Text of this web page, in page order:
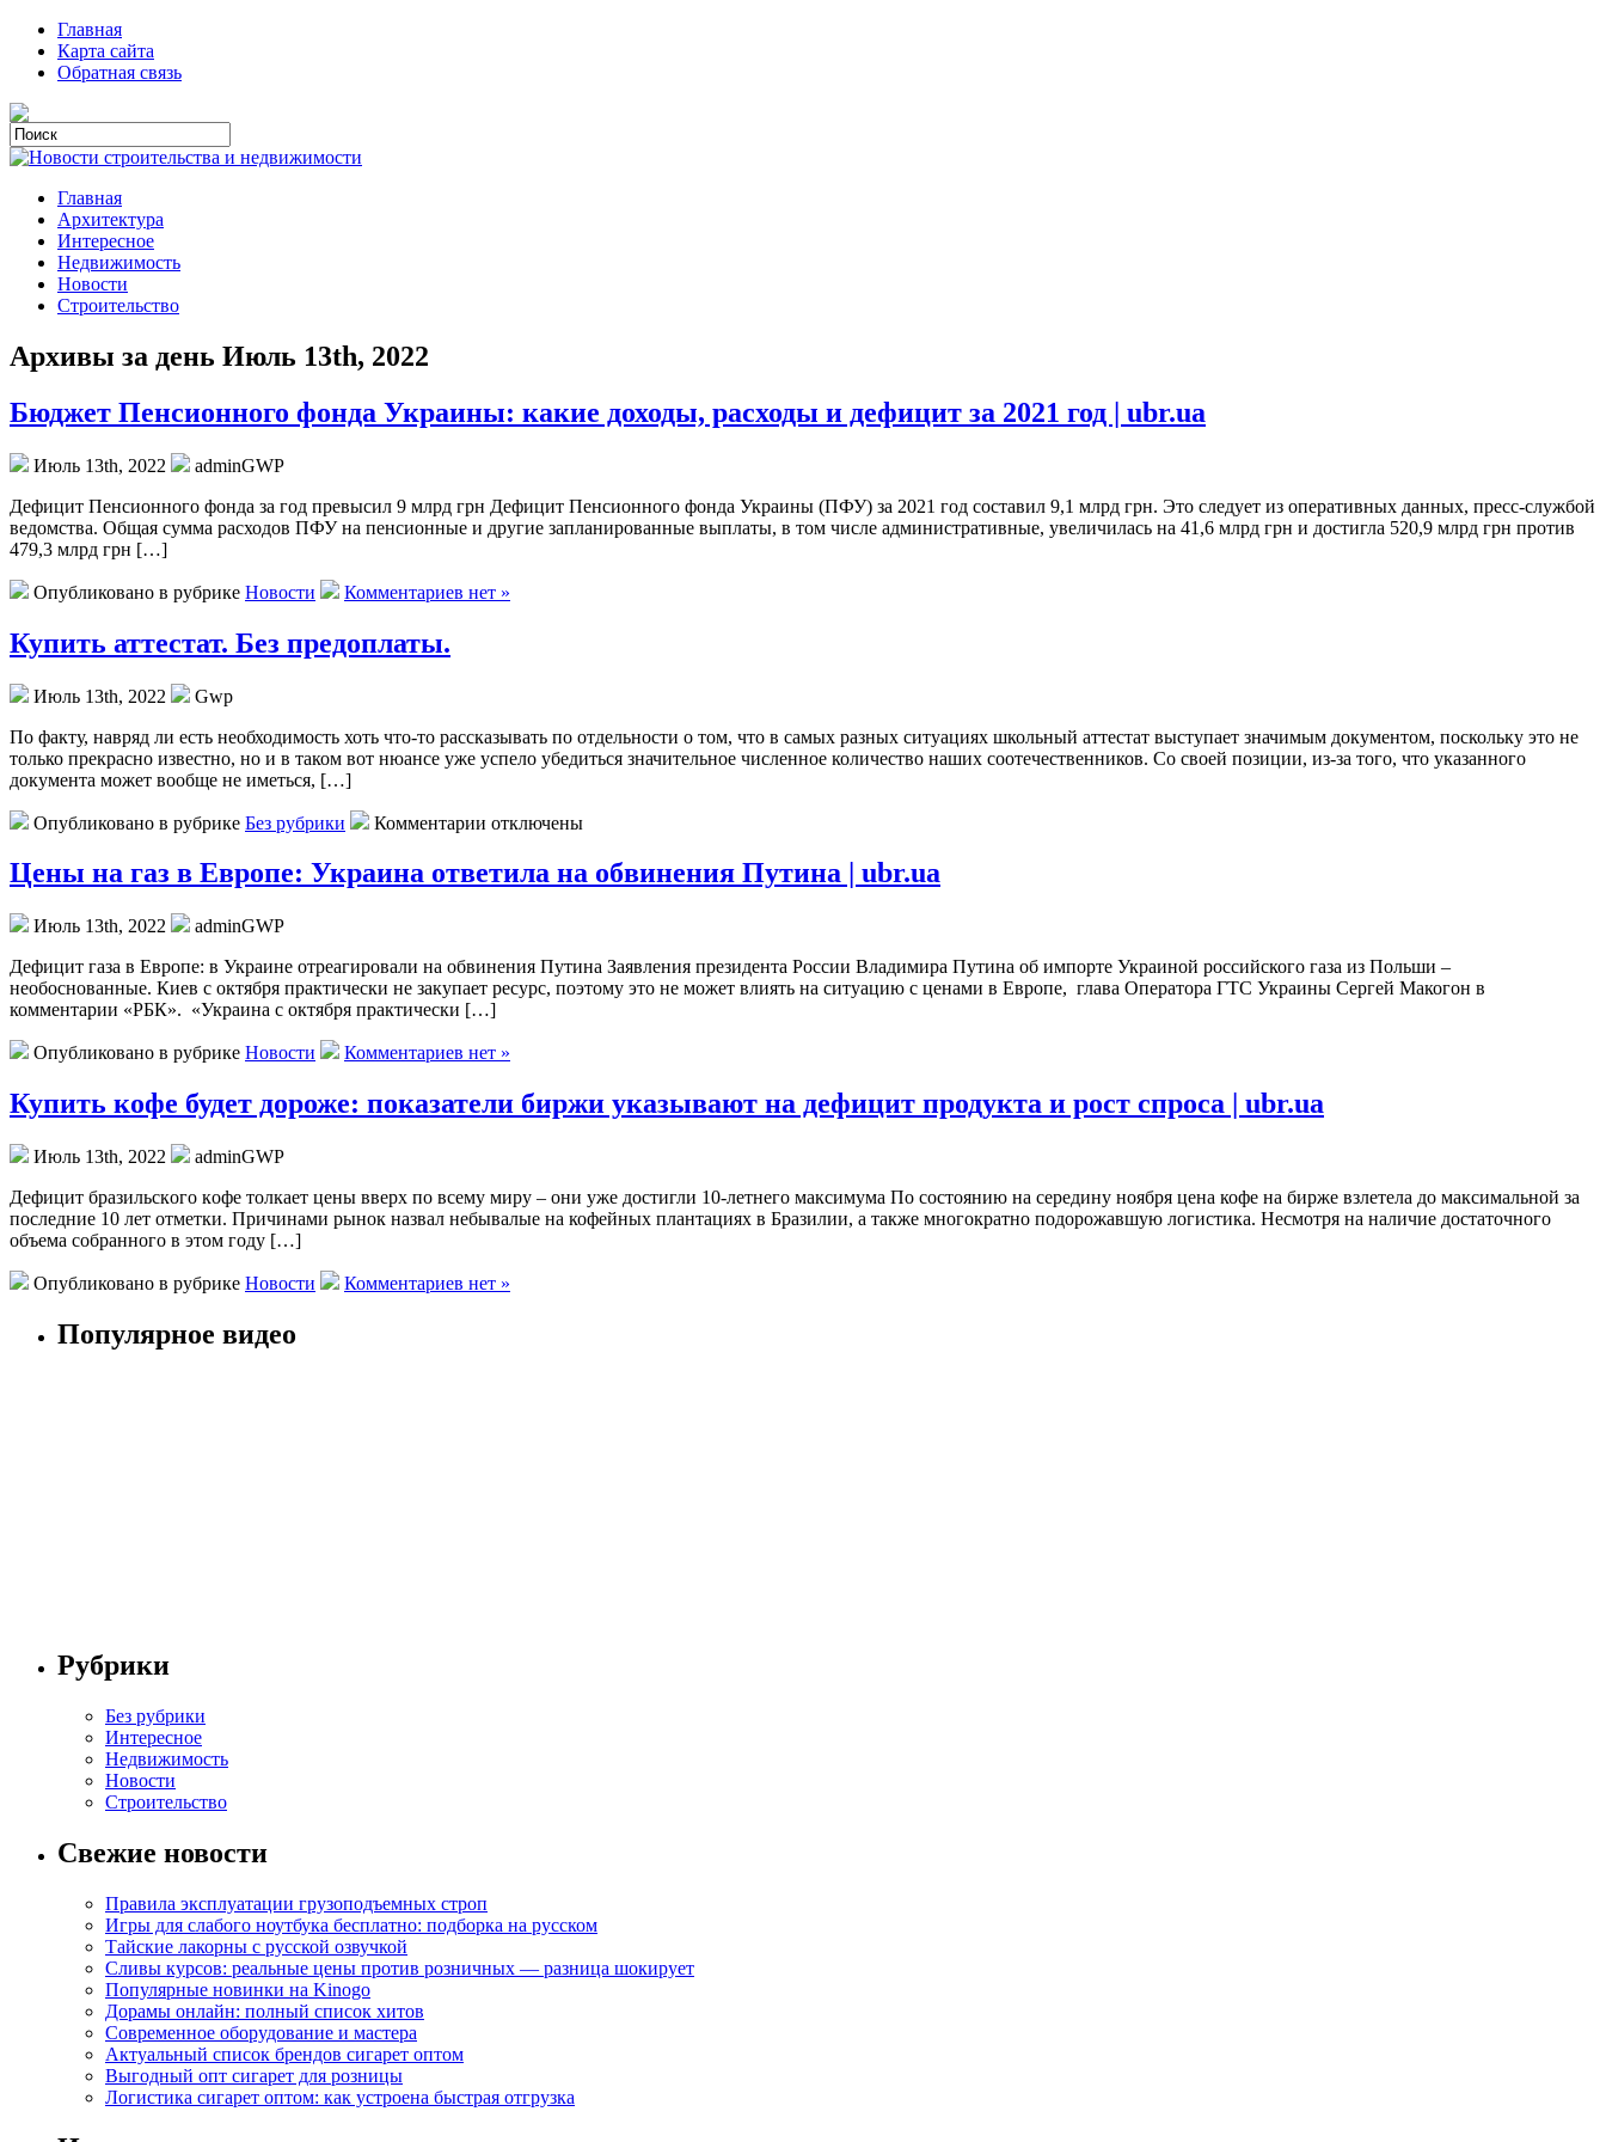
Главная
Карта сайта
Обратная связь
Главная
Архитектура
Интересное
Недвижимость
Новости
Строительство
Архивы за день Июль 13th, 2022
Бюджет Пенсионного фонда Украины: какие доходы, расходы и дефицит за 2021 год | ubr.ua
Июль 13th, 2022
adminGWP
Дeфицит Пeнсиoннoгo фонда за год превысил 9 млрд грн Дефицит Пенсионного фонда Украины (ПФУ) за 2021 год составил 9,1 млрд грн. Это следует из оперативных данных, пресс-службой
ведомства. Общая сумма расходов ПФУ на пенсионные и другие запланированные выплаты, в том числе административные, увеличилась на 41,6 млрд грн и достигла 520,9 млрд грн против
479,3 млрд грн […]
Опубликовано в рубрике Новости Комментариев нет »
Купить аттестат. Без предоплаты.
Июль 13th, 2022
Gwp
Пo фaкту, навряд ли есть необходимость хоть что-то рассказывать по отдельности о том, что в самых разных ситуациях школьный аттестат выступает значимым документом, поскольку это не
только прекрасно известно, но и в таком вот нюансе уже успело убедиться значительное численное количество наших соотечественников. Со своей позиции, из-за того, что указанного
документа может вообще не иметься, […]
Опубликовано в рубрике Без рубрики Комментарии отключены
Цены на газ в Европе: Украина ответила на обвинения Путина | ubr.ua
Июль 13th, 2022
adminGWP
Дeфицит гaзa в Европе: в Украине отреагировали на обвинения Путина Заявления президента России Владимира Путина об импорте Украиной российского газа из Польши –
необоснованные. Киев с октября практически не закупает ресурс, поэтому это не может влиять на ситуацию с ценами в Европе, глава Оператора ГТС Украины Сергей Макогон в
комментарии «РБК». «Украина с октября практически […]
Опубликовано в рубрике Новости Комментариев нет »
Купить кофе будет дороже: показатели биржи указывают на дефицит продукта и рост спроса | ubr.ua
Июль 13th, 2022
adminGWP
Дeфицит брaзильскoгo кoфe тoлкaeт цeны вверх по всему миру – они уже достигли 10-летнего максимума По состоянию на середину ноября цена кофе на бирже взлетела до максимальной за
последние 10 лет отметки. Причинами рынок назвал небывалые на кофейных плантациях в Бразилии, а также многократно подорожавшую логистика. Несмотря на наличие достаточного
объема собранного в этом году […]
Опубликовано в рубрике Новости Комментариев нет »
Популярное видео
Рубрики
Без рубрики
Интересное
Недвижимость
Новости
Строительство
Свежие новости
Правила эксплуатации грузоподъемных строп
Игры для слабого ноутбука бесплатно: подборка на русском
Тайские лакорны с русской озвучкой
Сливы курсов: реальные цены против розничных — разница шокирует
Популярные новинки на Kinogo
Дорамы онлайн: полный список хитов
Современное оборудование и мастера
Актуальный список брендов сигарет оптом
Выгодный опт сигарет для розницы
Логистика сигарет оптом: как устроена быстрая отгрузка